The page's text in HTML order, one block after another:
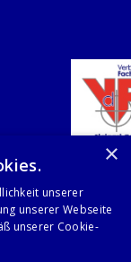
×
unserer
unserer Webseite
unserer Cookie-